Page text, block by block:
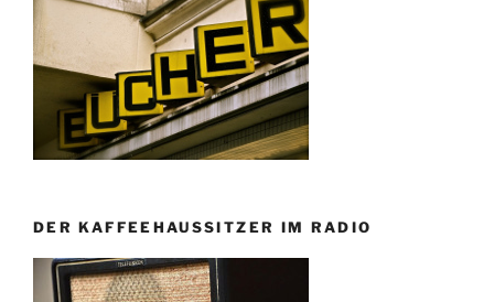
DER KAFFEEHAUSSITZER IM RADIO